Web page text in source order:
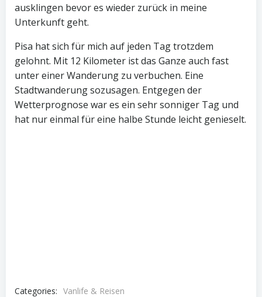
ausklingen bevor es wieder zurück in meine
Unterkunft geht.
Pisa hat sich für mich auf jeden Tag trotzdem
gelohnt. Mit 12 Kilometer ist das Ganze auch fast
unter einer Wanderung zu verbuchen. Eine
Stadtwanderung sozusagen. Entgegen der
Wetterprognose war es ein sehr sonniger Tag und
hat nur einmal für eine halbe Stunde leicht genieselt.
Categories: Vanlife & Reisen